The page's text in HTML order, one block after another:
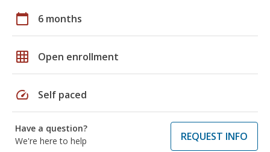
calendar_today 6 months
grid_on Open enrollment
speed Self paced
Have a question?
We're here to help
REQUEST INFO